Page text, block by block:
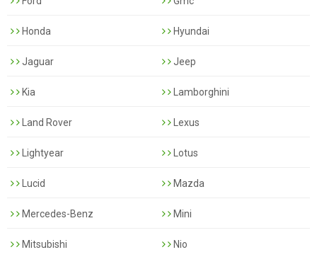
Honda Hyundai
Jaguar Jeep
Kia Lamborghini
Land Rover Lexus
Lightyear Lotus
Lucid Mazda
Mercedes-Benz Mini
Mitsubishi Nio